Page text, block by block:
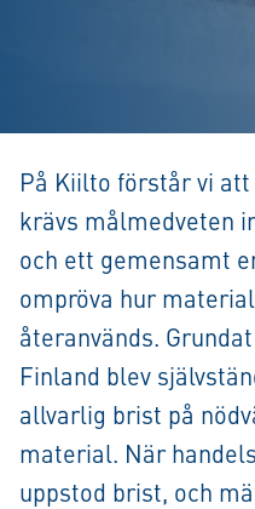
På Kiilto förstår vi
krävs målmedveten
och ett gemensamt
ompröva hur
återanvänds.
Finland blev
allvarlig brist på
material. När
uppstod brist, och